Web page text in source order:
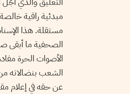
مبدئية راقية
مستقلة. هذا
الصحفية ما أبقى
الأصوات الحرة
الشعب بنضالاته
عن حقه في إعلام